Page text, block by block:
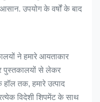
उपयोग के वर्षों के बाद
ने हमारे आयताकार
पुस्तकालयों से लेकर
तक, हमारे उत्पाद
विदेशी शिपमेंट के साथ